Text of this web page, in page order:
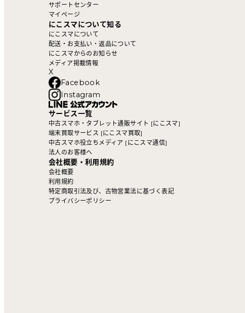
サポートセンター
マイページ
にこスマについて知る
にこスマについて
配送・お支払い・返品について
にこスマからのお知らせ
メディア掲載情報
X
Facebook
Instagram
サービス一覧
中古スマホ・タブレット通販サイト [にこスマ]
端末買取サービス [にこスマ買取]
中古スマホ役立ちメディア [にこスマ通信]
法人のお客様へ
会社概要・利用規約
会社概要
利用規約
特定商取引法及び、古物営業法に基づく表記
プライバシーポリシー